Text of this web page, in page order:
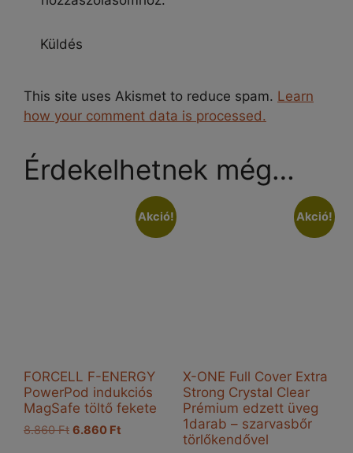
This site uses Akismet to reduce spam. Learn
how your comment data is processed.
Érdekelhetnek még…
Akció!
FORCELL F-ENERGY
PowerPod indukciós
MagSafe töltő fekete
8.860Ft Original
6.860 Ft
Akció!
X-ONE Full Cover Extra
Strong Crystal Clear
Prémium edzett üveg
1darab – szarvasbőr
törlőkendővel